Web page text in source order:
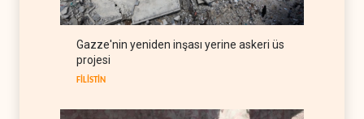
koridorlarında anlaştı
İRAN 06 Ağustos 2026
Trump, mühimmat krizini
Gazze'nin yeniden inşası yerine askeri üs
projesi
FİLİSTİN